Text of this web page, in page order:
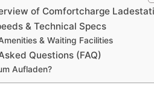
of Comfortcharge
& Technical Specs
& Waiting Facilities
Questions (FAQ)
Aufladen?